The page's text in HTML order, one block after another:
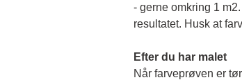
- gerne omkring 1
resultatet. Husk at
Efter du har malet
Når farveprøven er